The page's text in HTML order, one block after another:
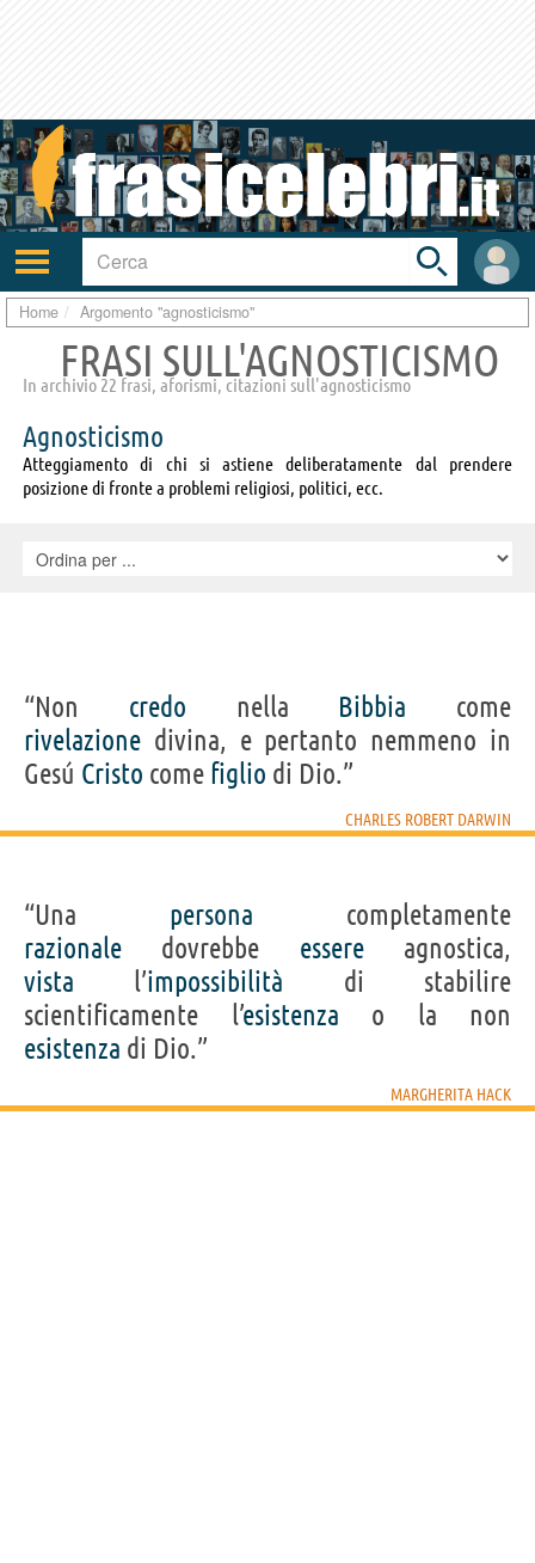
Attiva/disattiva
navigazione
User
area
Toggle
search
bar
Home Argomento "agnosticismo"
FRASI SULL'AGNOSTICISMO
In archivio 22 frasi, aforismi, citazioni sull'agnosticismo
Agnosticismo
Atteggiamento di chi si astiene deliberatamente dal prendere
posizione di fronte a problemi religiosi, politici, ecc.
“Non credo nella Bibbia come
rivelazione divina, e pertanto nemmeno in
Gesú Cristo come figlio di Dio.”
CHARLES ROBERT DARWIN
“Una persona completamente
razionale dovrebbe essereagnostica,
vista l’impossibilità di stabilire
scientificamente l’esistenza o la non
esistenza di Dio.”
MARGHERITA HACK